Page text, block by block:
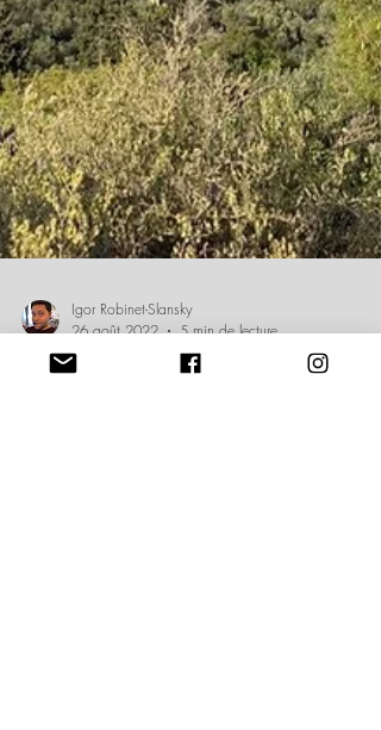
Igor Robinet-Slansky
26 août 2022
5 min de lecture